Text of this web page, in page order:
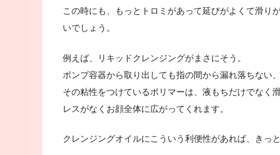
この時にも、もっとトロミがあって延びがよくて滑り
いでしょう。
例えば、リキッドクレンジングがまさにそう。
ポンプ容器から取り出しても指の間から漏れ落ちない
その粘性をつけているポリマーは、液もちだけでなく
レスがなくお顔全体に広がってくれます。
クレンジングオイルにこういう利便性があれば、きっ